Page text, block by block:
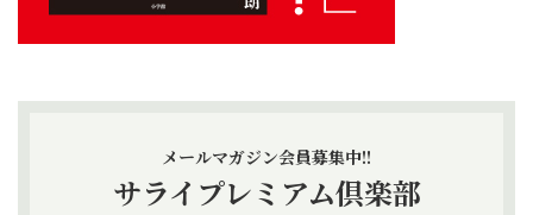
メールマガジン会員募集中!!
サライプレミアム倶楽部